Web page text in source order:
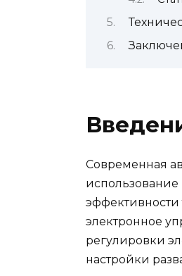
Современная
эффективности
электронное
регулировки
настройки